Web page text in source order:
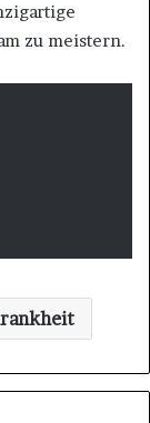
zu meistern.